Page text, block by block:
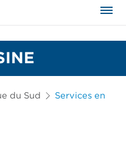
du Sud
Services en